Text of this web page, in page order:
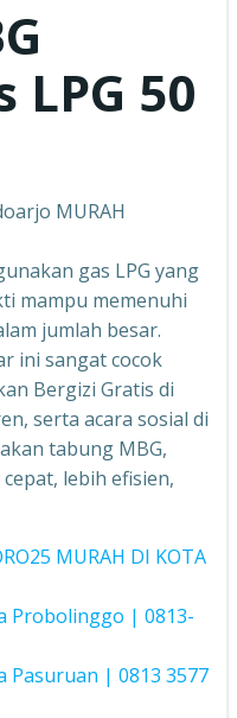
LPG 50
MURAH
gas LPG yang
mampu memenuhi
jumlah besar.
ini sangat cocok
Bergizi Gratis di
serta acara sosial di
tabung MBG,
lebih efisien,
MURAH DI KOTA
Probolinggo | 0813-
Pasuruan | 0813 3577